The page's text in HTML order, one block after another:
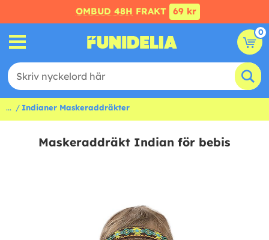
OMBUD 48H FRAKT 69 kr
0
... Indianer Maskeraddräkter
Maskeraddräkt Indian för bebis